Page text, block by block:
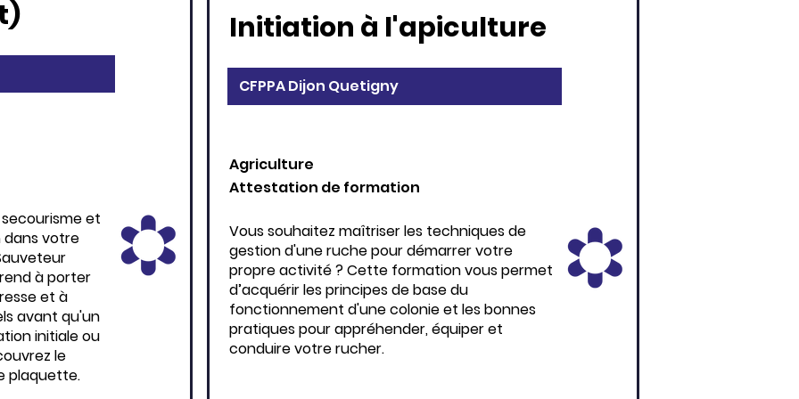
et
dans votre
à porter
et à
avant qu'un
initiale ou
le
plaquette.
Initiation à l'apiculture
CFPPA Dijon Quetigny
Agriculture
Attestation de formation
Vous souhaitez maîtriser les techniques de
gestion d'une ruche pour démarrer votre
propre activité ? Cette formation vous permet
d’acquérir les principes de base du
fonctionnement d'une colonie et les bonnes
pratiques pour appréhender, équiper et
conduire votre rucher.